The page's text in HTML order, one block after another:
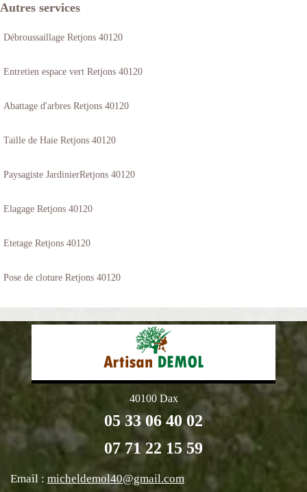
Autres services
Débroussaillage Retjons 40120
Entretien espace vert Retjons 40120
Abattage d'arbres Retjons 40120
Taille de Haie Retjons 40120
Paysagiste JardinierRetjons 40120
Elagage Retjons 40120
Etetage Retjons 40120
Pose de cloture Retjons 40120
40100 Dax
05 33 06 40 02
07 71 22 15 59
Email : micheldemol40@gmail.com